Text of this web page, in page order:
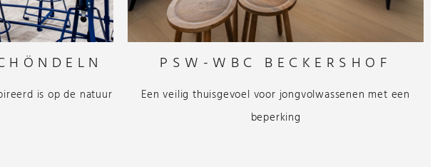
is op de natuur
PSW-WBC BECKERSHOF
Een veilig thuisgevoel voor jongvolwassenen met een
beperking